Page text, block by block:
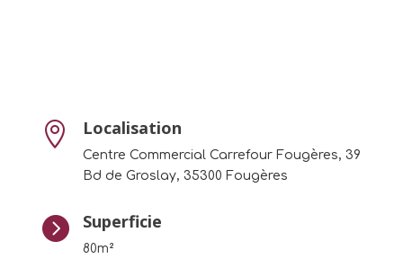
 Localisation
Centre Commercial Carrefour Fougères, 39
Bd de Groslay, 35300 Fougères
 Superficie
80m²